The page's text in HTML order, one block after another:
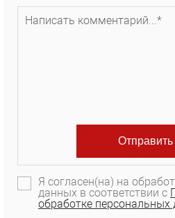
Я согласен(на) на
данных в соответствии с
обработке персональных